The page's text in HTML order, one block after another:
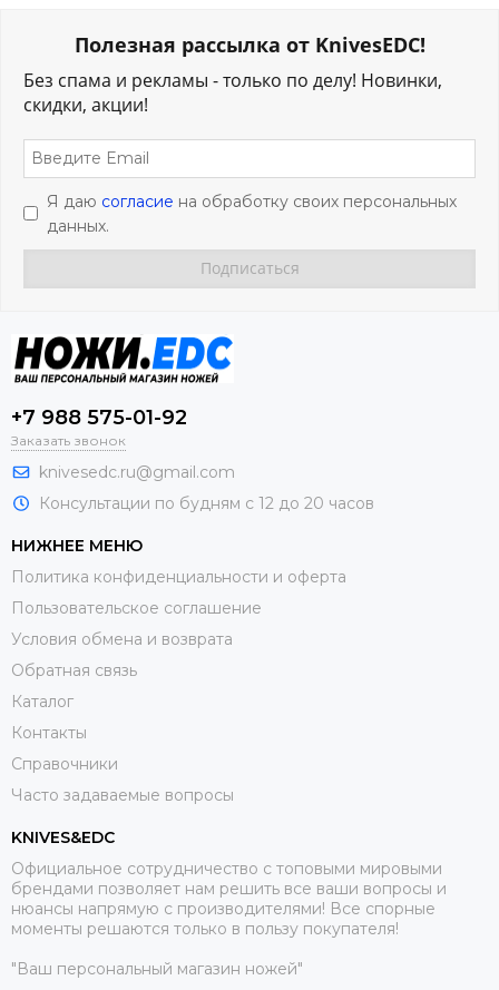
Полезная рассылка от KnivesEDC!
Без спама и рекламы - только по делу! Новинки,
скидки, акции!
Я даю согласие на обработку своих персональных
данных.
+7 988 575-01-92
Заказать звонок
knivesedc.ru@gmail.com
Консультации по будням с 12 до 20 часов
НИЖНЕЕ МЕНЮ
Политика конфиденциальности и оферта
Пользовательское соглашение
Условия обмена и возврата
Обратная связь
Каталог
Контакты
Справочники
Часто задаваемые вопросы
KNIVES&EDC
Официальное сотрудничество с топовыми мировыми
брендами позволяет нам решить все ваши вопросы и
нюансы напрямую с производителями! Все спорные
моменты решаются только в пользу покупателя!
"Ваш персональный магазин ножей"